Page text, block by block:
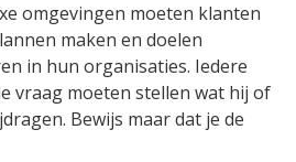
omgevingen moeten klanten
maken en doelen
in hun organisaties. Iedere
vraag moeten stellen wat hij of
Bewijs maar dat je de